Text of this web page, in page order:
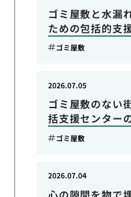
ゴミ屋敷と水漏
ための包括的支
ゴミ屋敷
ゴミ屋敷のない
括支援センター
2026.07.05
ゴミ屋敷
2026.07.04